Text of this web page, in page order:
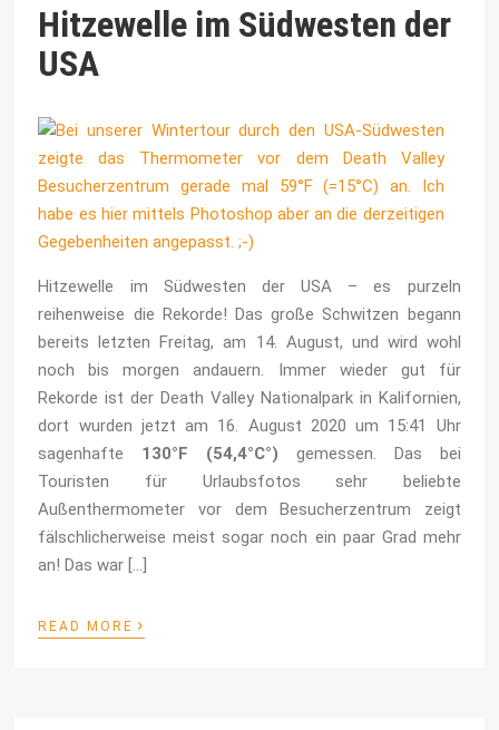
Hitzewelle im Südwesten der
USA
Hitzewelle im Südwesten der USA – es purzeln
reihenweise die Rekorde! Das große Schwitzen begann
bereits letzten Freitag, am 14. August, und wird wohl
noch bis morgen andauern. Immer wieder gut für
Rekorde ist der Death Valley Nationalpark in Kalifornien,
dort wurden jetzt am 16. August 2020 um 15:41 Uhr
sagenhafte 130°F (54,4°C°) gemessen. Das bei
Touristen für Urlaubsfotos sehr beliebte
Außenthermometer vor dem Besucherzentrum zeigt
fälschlicherweise meist sogar noch ein paar Grad mehr
an! Das war […]
READ MORE ›